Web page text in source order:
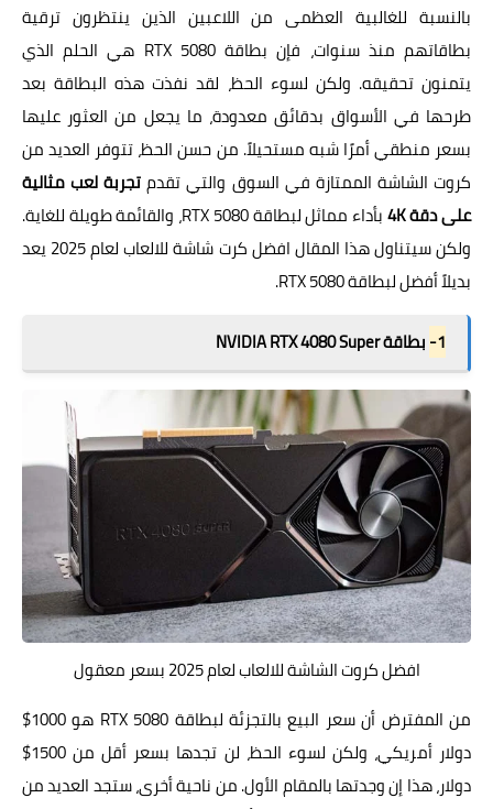
بالنسبة للغالبية العظمى من اللاعبين الذين ينتظرون ترقية
بطاقاتهم منذ سنوات، فإن بطاقة RTX 5080 هي الحلم الذي
يتمنون تحقيقه. ولكن لسوء الحظ، لقد نفذت هذه البطاقة بعد
طرحها في الأسواق بدقائق معدودة، ما يجعل من العثور عليها
بسعر منطقي أمرًا شبه مستحيلاً. من حسن الحظ، تتوفر العديد من
كروت الشاشة الممتازة في السوق والتي تقدمتجربة لعب مثالية
على دقة 4K
بأداء مماثل لبطاقة RTX 5080، والقائمة طويلة للغاية.
ولكن سيتناول هذا المقال افضل كرت شاشة للالعاب لعام 2025 يعد
بديلاً أفضل لبطاقة RTX 5080.
1- بطاقة NVIDIA RTX 4080 Super
افضل كروت الشاشة للالعاب لعام 2025 بسعر معقول
من المفترض أن سعر البيع بالتجزئة لبطاقة RTX 5080 هو 1000$
دولار أمريكي، ولكن لسوء الحظ، لن تجدها بسعر أقل من 1500$
دولار، هذا إن وجدتها بالمقام الأول. من ناحية أخرى، ستجد العديد من